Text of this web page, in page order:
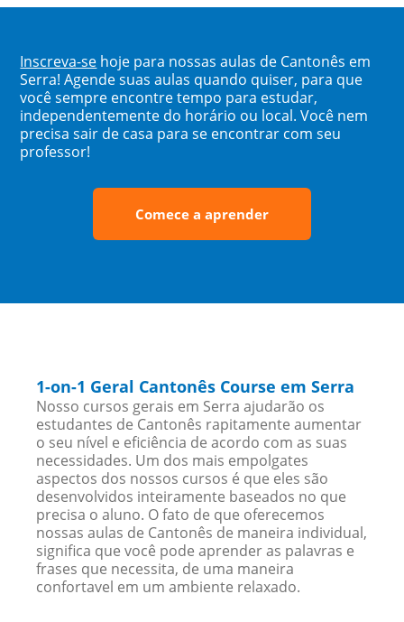
Inscreva-se hoje para nossas aulas de Cantonês em
Serra! Agende suas aulas quando quiser, para que
você sempre encontre tempo para estudar,
independentemente do horário ou local. Você nem
precisa sair de casa para se encontrar com seu
professor!
Comece a aprender
1-on-1 Geral Cantonês Course em Serra
Nosso cursos gerais em Serra ajudarão os
estudantes de Cantonês rapitamente aumentar
o seu nível e eficiência de acordo com as suas
necessidades. Um dos mais empolgates
aspectos dos nossos cursos é que eles são
desenvolvidos inteiramente baseados no que
precisa o aluno. O fato de que oferecemos
nossas aulas de Cantonês de maneira individual,
significa que você pode aprender as palavras e
frases que necessita, de uma maneira
confortavel em um ambiente relaxado.